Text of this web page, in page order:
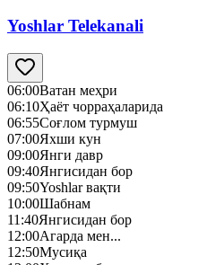
Yoshlar Telekanali
06:00Ватан меҳри
06:10Ҳаёт чорраҳаларида
06:55Соғлом турмуш
07:00Яхши кун
09:00Янги давр
09:40Янгисидан бор
09:50Yoshlar вақти
10:00Шабнам
11:40Янгисидан бор
12:00Агарда мен...
12:50Mусиқа